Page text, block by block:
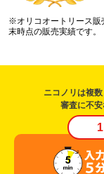
※オリコオートリース販
末時点の販売実績です。
ニコノリは複
審査に不安